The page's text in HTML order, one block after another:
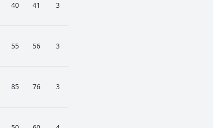
40 41 3
55 56 3
85 76 3